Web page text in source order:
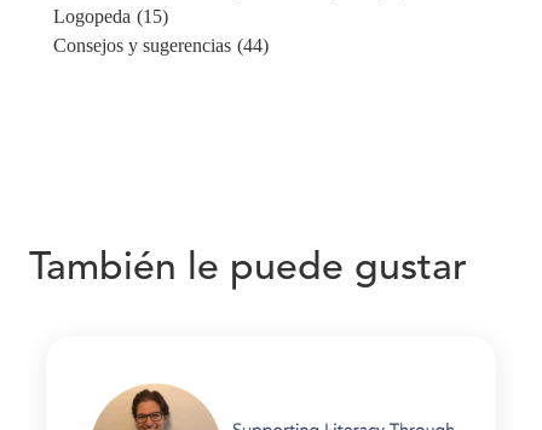
Logopeda (15)
Consejos y sugerencias (44)
También le puede gustar